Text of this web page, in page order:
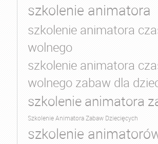
szkolenie animatora
szkolenie animatora
wolnego
szkolenie animatora
wolnego zabaw dla
szkolenie animatora
Szkolenie Animatora Zabaw Dziecięcych
szkolenie